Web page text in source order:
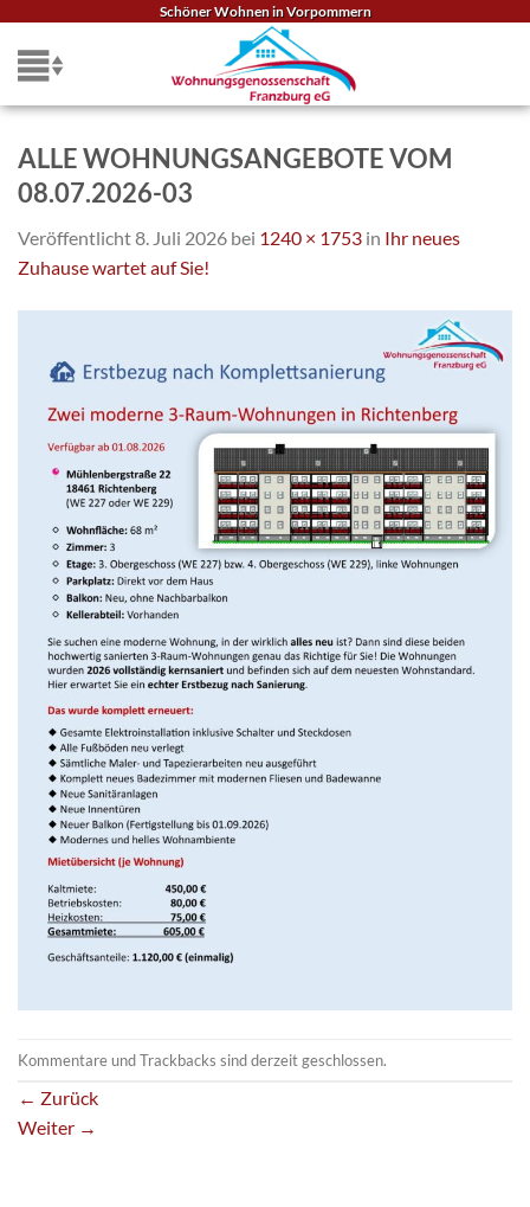
springen
Schöner Wohnen in Vorpommern
ALLE WOHNUNGSANGEBOTE VOM
08.07.2026-03
Veröffentlicht8. Juli 2026 bei 1240 × 1753 in Ihr neues
Zuhause wartet auf Sie!
Kommentare und Trackbacks sind derzeit geschlossen.
← Zurück
Weiter →